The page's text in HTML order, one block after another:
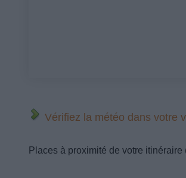
Vérifiez la météo dans votre
Places à proximité de votre itinéraire